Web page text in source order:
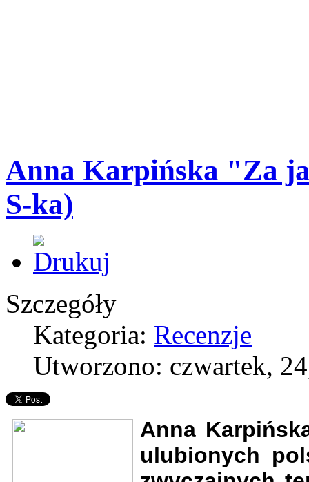
Anna Karpińska "Za
S-ka)
Szczegóły
Kategoria: Recenzje
Utworzono: czwartek,
Anna
ulubionych